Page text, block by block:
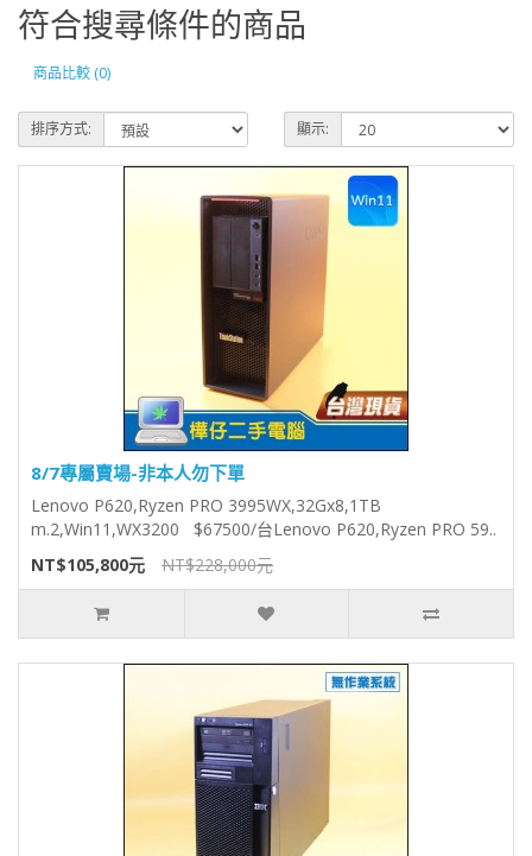
符合搜尋條件的商品
商品比較 (0)
排序方式: 顯示:
8/7專屬賣場-非本人勿下單
Lenovo P620,Ryzen PRO 3995WX,32Gx8,1TB
m.2,Win11,WX3200 $67500/台Lenovo P620,Ryzen PRO 59..
NT$105,800元
NT$228,000元